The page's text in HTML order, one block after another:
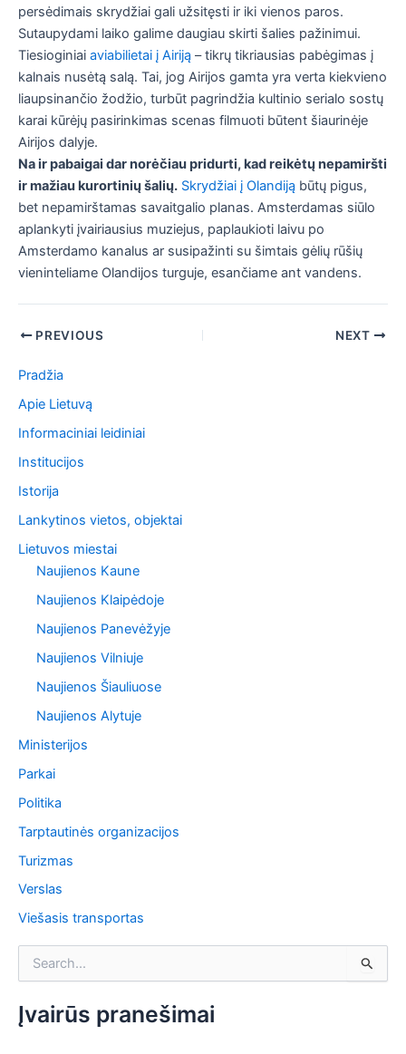
persėdimais skrydžiai gali užsitęsti ir iki vienos paros.
Sutaupydami laiko galime daugiau skirti šalies pažinimui.
Tiesioginiai aviabilietai į Airiją – tikrų tikriausias pabėgimas į
kalnais nusėtą salą. Tai, jog Airijos gamta yra verta kiekvieno
liaupsinančio žodžio, turbūt pagrindžia kultinio serialo sostų
karai kūrėjų pasirinkimas scenas filmuoti būtent šiaurinėje
Airijos dalyje.
Na ir pabaigai dar norėčiau pridurti, kad reikėtų nepamiršti
ir mažiau kurortinių šalių. Skrydžiai į Olandiją būtų pigus,
bet nepamirštamas savaitgalio planas. Amsterdamas siūlo
aplankyti įvairiausius muziejus, paplaukioti laivu po
Amsterdamo kanalus ar susipažinti su šimtais gėlių rūšių
vieninteliame Olandijos turguje, esančiame ant vandens.
PostPREVIOUS NEXT
Pradžia
Apie Lietuvą
Informaciniai leidiniai
Institucijos
Istorija
Lankytinos vietos, objektai
Lietuvos miestai
Naujienos Kaune
Naujienos Klaipėdoje
Naujienos Panevėžyje
Naujienos Vilniuje
Naujienos Šiauliuose
Naujienos Alytuje
Ministerijos
Parkai
Politika
Tarptautinės organizacijos
Turizmas
Verslas
Viešasis transportas
k
oĮvairūs pranešimai